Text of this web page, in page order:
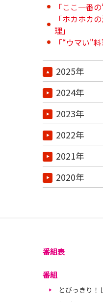
「ここ一番
「ホカホカ
理」
「“ウマい"
2025年
2024年
2023年
2022年
2021年
2020年
番組表
番組
とびっきり！